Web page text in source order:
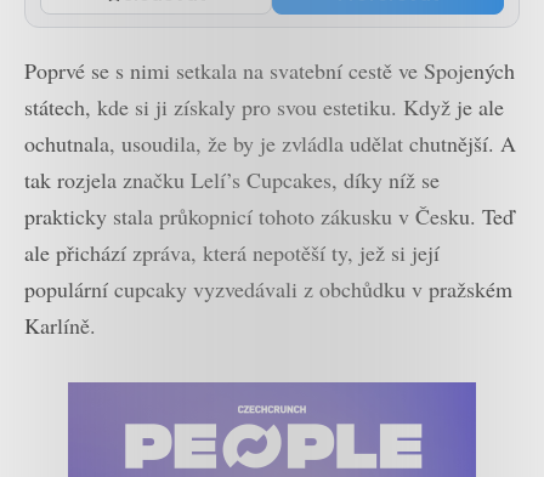
Poprvé se s nimi setkala na svatební cestě ve Spojených
státech, kde si ji získaly pro svou estetiku. Když je ale
ochutnala, usoudila, že by je zvládla udělat chutnější. A
tak rozjela značku Lelí’s Cupcakes, díky níž se
prakticky stala průkopnicí tohoto zákusku v Česku. Teď
ale přichází zpráva, která nepotěší ty, jež si její
populární cupcaky vyzvedávali z obchůdku v pražském
Karlíně.